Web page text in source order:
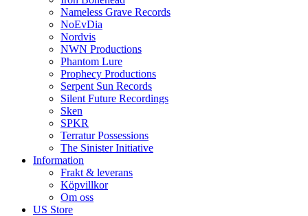
Nameless Grave Records
NoEvDia
Nordvis
NWN Productions
Phantom Lure
Prophecy Productions
Serpent Sun Records
Silent Future Recordings
Sken
SPKR
Terratur Possessions
The Sinister Initiative
Information
Frakt & leverans
Köpvillkor
Om oss
US Store